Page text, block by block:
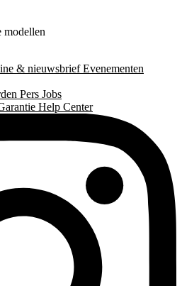
modellen
& nieuwsbriefEvenementen
Pers Jobs
Help Center